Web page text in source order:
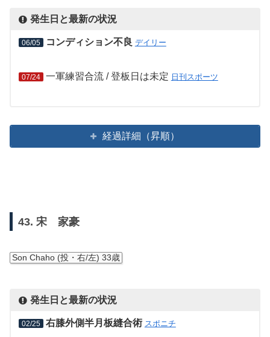
発生日と最新の状況
06/05 コンディション不良 デイリー
07/24 一軍練習合流 / 登板日は未定 日刊スポーツ
経過詳細（昇順）
43. 宋 家豪
Son Chaho (投・右/左) 33歳
発生日と最新の状況
02/25 右膝外側半月板縫合術 スポニチ